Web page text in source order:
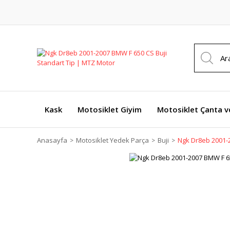
Kask Motosiklet Giyim Motosiklet Çanta
Anasayfa Motosiklet Yedek Parça Buji Ngk Dr8eb 2001-